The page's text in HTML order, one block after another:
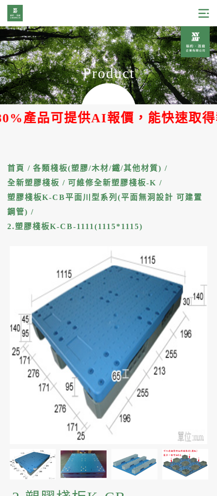
Product
可提供AI報價，能快速取得報價
首頁 / 各類棧板(塑膠/木材/鐵/其他材質) /
全新塑膠棧板 / 可維修全新塑膠棧板-K /
塑膠棧板K-CB平面川型系列(平面無洞設計 可建置
鋼管) /
2.塑膠棧板K-CB-1111(1115*1115)